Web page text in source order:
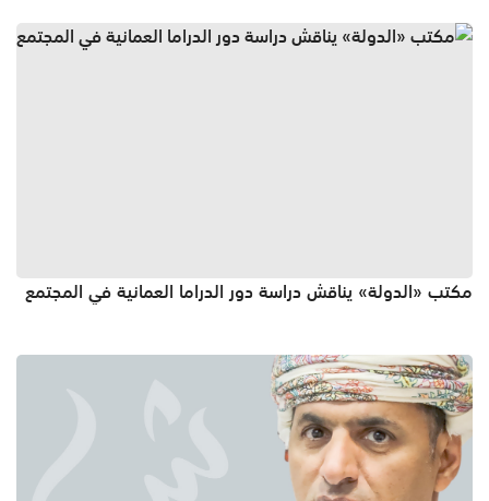
مكتب «الدولة» يناقش دراسة دور الدراما العمانية في المجتمع